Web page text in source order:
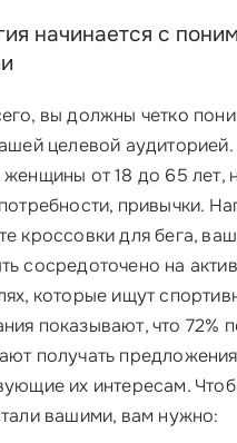
начинается с
вы должны четко
целевой
от 18 до 65 лет,
привычки.
кроссовки для бега,
сосредоточено на
которые ищут
показывают, что 72%
получать
их интересам.
вашими, вам нужно: